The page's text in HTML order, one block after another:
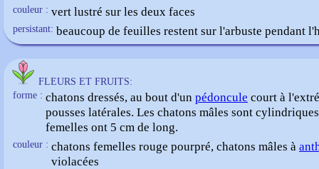
couleur : vert lustré sur les deux faces
persistant: beaucoup de feuilles restent sur l'arbuste pendant
FLEURS ET FRUITS:
forme : chatons dressés, au bout d'un pédoncule court à
pousses latérales. Les chatons mâles sont
femelles ont 5 cm de long.
couleur : chatons femelles rouge pourpré, chatons mâles à
violacées